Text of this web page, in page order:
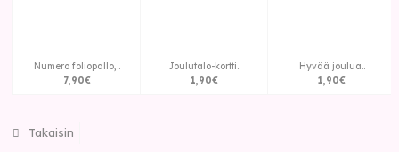
Numero foliopallo,..
7,90€
Joulutalo-kortti..
1,90€
Hyvää joulua..
1,90€
Takaisin